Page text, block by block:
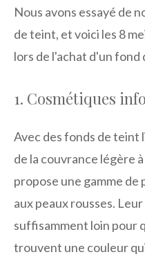
Nous avons essayé de
de teint, et voici les 8
lors de l'achat d'un
1. Cosmétiques
Avec des fonds de teint
de la couvrance légère
propose une gamme
aux peaux rousses.
suffisamment loin pour
trouvent une couleur